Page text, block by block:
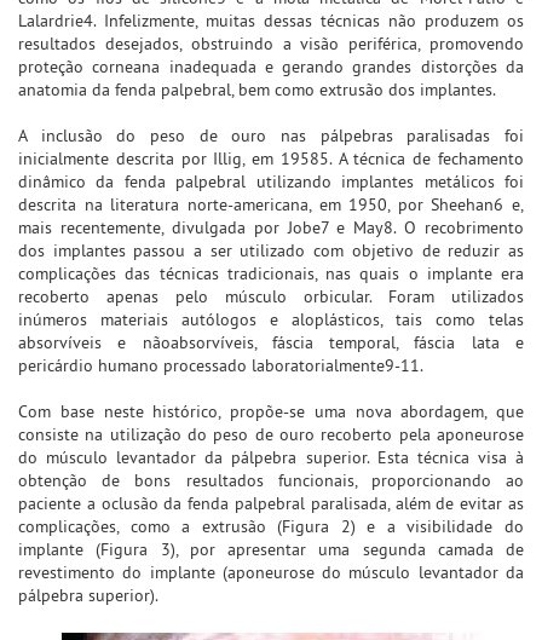
Lalardrie4. Infelizmente, muitas dessas técnicas não produzem os
resultados desejados, obstruindo a visão periférica, promovendo
proteção corneana inadequada e gerando grandes distorções da
anatomia da fenda palpebral, bem como extrusão dos implantes.
A inclusão do peso de ouro nas pálpebras paralisadas foi
inicialmente descrita por Illig, em 19585. A técnica de fechamento
dinâmico da fenda palpebral utilizando implantes metálicos foi
descrita na literatura norte-americana, em 1950, por Sheehan6 e,
mais recentemente, divulgada por Jobe7 e May8. O recobrimento
dos implantes passou a ser utilizado com objetivo de reduzir as
complicações das técnicas tradicionais, nas quais o implante era
recoberto apenas pelo músculo orbicular. Foram utilizados
inúmeros materiais autólogos e aloplásticos, tais como telas
absorvíveis e nãoabsorvíveis, fáscia temporal, fáscia lata e
pericárdio humano processado laboratorialmente9-11.
Com base neste histórico, propõe-se uma nova abordagem, que
consiste na utilização do peso de ouro recoberto pela aponeurose
do músculo levantador da pálpebra superior. Esta técnica visa à
obtenção de bons resultados funcionais, proporcionando ao
paciente a oclusão da fenda palpebral paralisada, além de evitar as
complicações, como a extrusão (Figura 2) e a visibilidade do
implante (Figura 3), por apresentar uma segunda camada de
revestimento do implante (aponeurose do músculo levantador da
pálpebra superior).